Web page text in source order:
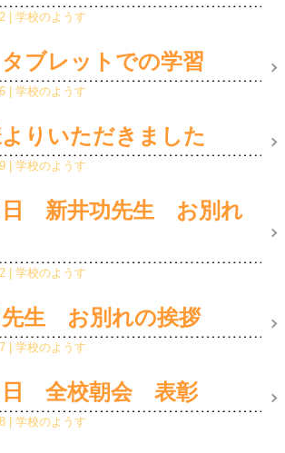
学校のようす
ブレットでの学習
学校のようす
りいただきました
学校のようす
日 新井功先生 お別れ
学校のようす
先生 お別れの挨拶
学校のようす
日 全校朝会 表彰
学校のようす